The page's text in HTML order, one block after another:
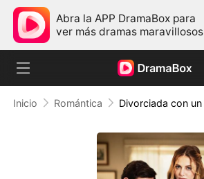
Abra la APP DramaBox para
ver más dramas maravillosos
Inicio Romántica